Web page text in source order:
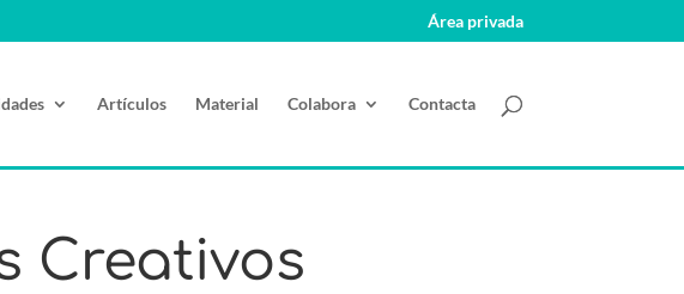
Área privada
Artículos Material Colabora Contacta
Creativos